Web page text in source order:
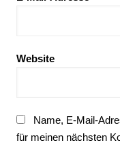
Website
Name, E-Mail-
für meinen nächsten